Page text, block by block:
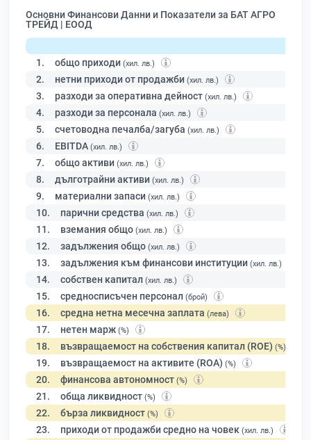
Основни Финансови Данни и Показатели за БАТ АГРО
ТРЕЙД | ЕООД
1. общо приходи (хил. лв.)
2. нетни приходи от продажби (хил. лв.)
3. разходи за оперативна дейност (хил. лв.)
4. разходи за персонала (хил. лв.)
5. счетоводна печалба/загуба (хил. лв.)
6. EBITDA (хил. лв.)
7. общо активи (хил. лв.)
8. дълготрайни активи (хил. лв.)
9. материални запаси (хил. лв.)
10. парични средства (хил. лв.)
11. вземания общо (хил. лв.)
12. задължения общо (хил. лв.)
13. задължения към финансови институции (хил. лв.)
14. собствен капитал (хил. лв.)
15. средносписъчен персонал (брой)
16. средна нетна месечна заплата (лева)
17. нетен марж (%)
18. възвращаемост на собствения капитал (ROE) (%)
19. възвращаемост на активите (ROA) (%)
20. финансова автономност (%)
21. обща ликвидност (%)
22. бърза ликвидност (%)
23. приходи от продажби средно на човек (хил. лв.)